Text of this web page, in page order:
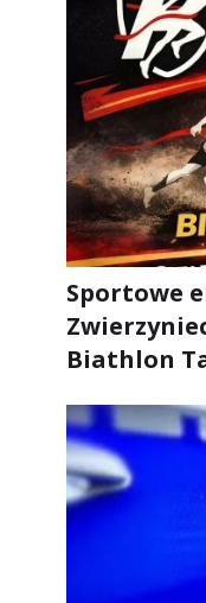
Sportowe
Biathlon